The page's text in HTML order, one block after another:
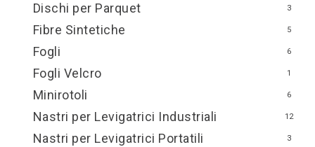
Dischi per Parquet 3
Fibre Sintetiche 5
Fogli 6
Fogli Velcro 1
Minirotoli 6
Nastri per Levigatrici Industriali 12
Nastri per Levigatrici Portatili 3